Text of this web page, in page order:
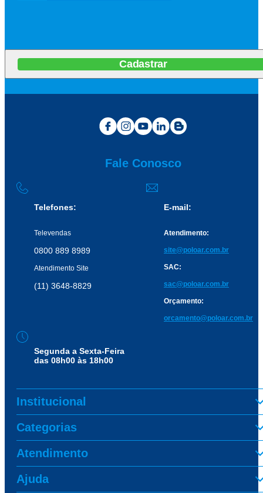
Cadastrar
Fale Conosco
Telefones:
Televendas
0800 889 8989
Atendimento Site
(11) 3648-8829
E-mail:
Atendimento:
site@poloar.com.br
SAC:
sac@poloar.com.br
Orçamento:
orcamento@poloar.com.br
Segunda a Sexta-Feira
das 08h00 às 18h00
Institucional
Categorias
Atendimento
Ajuda